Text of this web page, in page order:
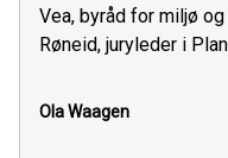
Vea, byråd for miljø
Røneid, juryleder i
Ola Waagen